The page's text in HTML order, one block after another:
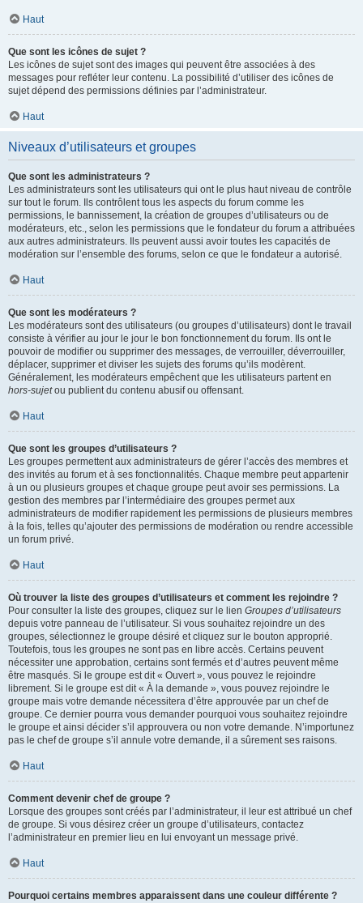
Haut
Que sont les icônes de sujet ?
Les icônes de sujet sont des images qui peuvent être associées à des
messages pour refléter leur contenu. La possibilité d’utiliser des icônes de
sujet dépend des permissions définies par l’administrateur.
Haut
Niveaux d’utilisateurs et groupes
Que sont les administrateurs ?
Les administrateurs sont les utilisateurs qui ont le plus haut niveau de contrôle
sur tout le forum. Ils contrôlent tous les aspects du forum comme les
permissions, le bannissement, la création de groupes d’utilisateurs ou de
modérateurs, etc., selon les permissions que le fondateur du forum a attribuées
aux autres administrateurs. Ils peuvent aussi avoir toutes les capacités de
modération sur l’ensemble des forums, selon ce que le fondateur a autorisé.
Haut
Que sont les modérateurs ?
Les modérateurs sont des utilisateurs (ou groupes d’utilisateurs) dont le travail
consiste à vérifier au jour le jour le bon fonctionnement du forum. Ils ont le
pouvoir de modifier ou supprimer des messages, de verrouiller, déverrouiller,
déplacer, supprimer et diviser les sujets des forums qu’ils modèrent.
Généralement, les modérateurs empêchent que les utilisateurs partent en
hors-sujetou publient du contenu abusif ou offensant.
Haut
Que sont les groupes d’utilisateurs ?
Les groupes permettent aux administrateurs de gérer l’accès des membres et
des invités au forum et à ses fonctionnalités. Chaque membre peut appartenir
à un ou plusieurs groupes et chaque groupe peut avoir ses permissions. La
gestion des membres par l’intermédiaire des groupes permet aux
administrateurs de modifier rapidement les permissions de plusieurs membres
à la fois, telles qu’ajouter des permissions de modération ou rendre accessible
un forum privé.
Haut
Où trouver la liste des groupes d’utilisateurs et comment les rejoindre ?
Pour consulter la liste des groupes, cliquez sur le lien Groupes d’utilisateurs
depuis votre panneau de l’utilisateur. Si vous souhaitez rejoindre un des
groupes, sélectionnez le groupe désiré et cliquez sur le bouton approprié.
Toutefois, tous les groupes ne sont pas en libre accès. Certains peuvent
nécessiter une approbation, certains sont fermés et d’autres peuvent même
être masqués. Si le groupe est dit « Ouvert », vous pouvez le rejoindre
librement. Si le groupe est dit « À la demande », vous pouvez rejoindre le
groupe mais votre demande nécessitera d’être approuvée par un chef de
groupe. Ce dernier pourra vous demander pourquoi vous souhaitez rejoindre
le groupe et ainsi décider s’il approuvera ou non votre demande. N’importunez
pas le chef de groupe s’il annule votre demande, il a sûrement ses raisons.
Haut
Comment devenir chef de groupe ?
Lorsque des groupes sont créés par l’administrateur, il leur est attribué un chef
de groupe. Si vous désirez créer un groupe d’utilisateurs, contactez
l’administrateur en premier lieu en lui envoyant un message privé.
Haut
Pourquoi certains membres apparaissent dans une couleur différente ?